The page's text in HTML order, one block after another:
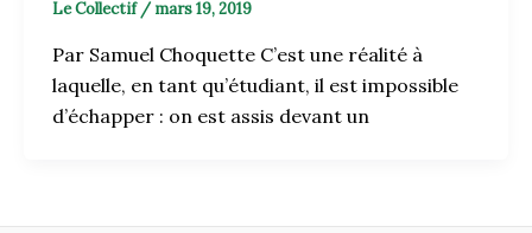
Le Collectif / mars 19, 2019
Par Samuel Choquette C’est une réalité à
laquelle, en tant qu’étudiant, il est impossible
d’échapper : on est assis devant un